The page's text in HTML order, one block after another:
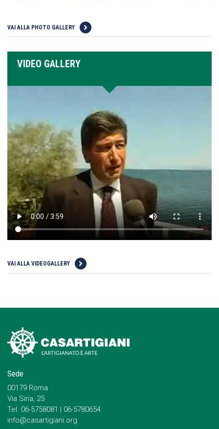
VAI ALLA PHOTO GALLERY
VIDEO GALLERY
VAI ALLA VIDEOGALLERY
Sede
00179 Roma
Via Siria, 25
Tel. 06-5758081 | 06-5780654
info@casartigiani.org